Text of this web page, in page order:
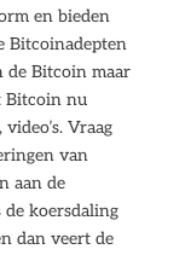
en bieden
Bitcoinadepten
de Bitcoin maar
Bitcoin nu
Vraag
van
aan de
de koersdaling
dan veert de